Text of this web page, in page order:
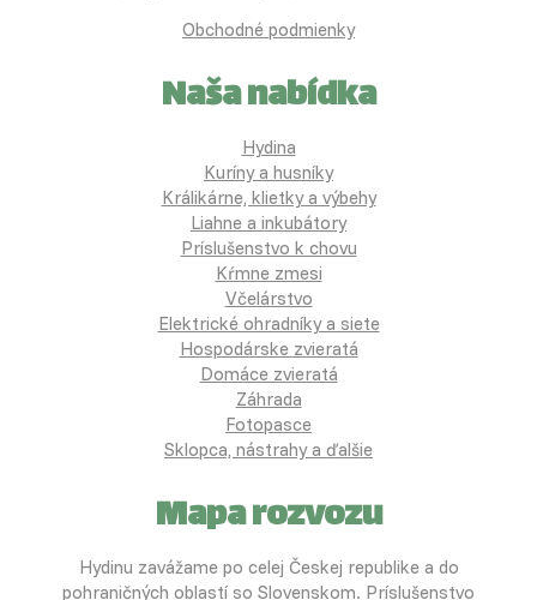
Obchodné podmienky
Naša nabídka
Hydina
Kuríny a husníky
Králikárne, klietky a výbehy
Liahne a inkubátory
Príslušenstvo k chovu
Kŕmne zmesi
Včelárstvo
Elektrické ohradníky a siete
Hospodárske zvieratá
Domáce zvieratá
Záhrada
Fotopasce
Sklopca, nástrahy a ďalšie
Mapa rozvozu
Hydinu zavážame po celej Českej republike a do
pohraničných oblastí so Slovenskom. Príslušenstvo